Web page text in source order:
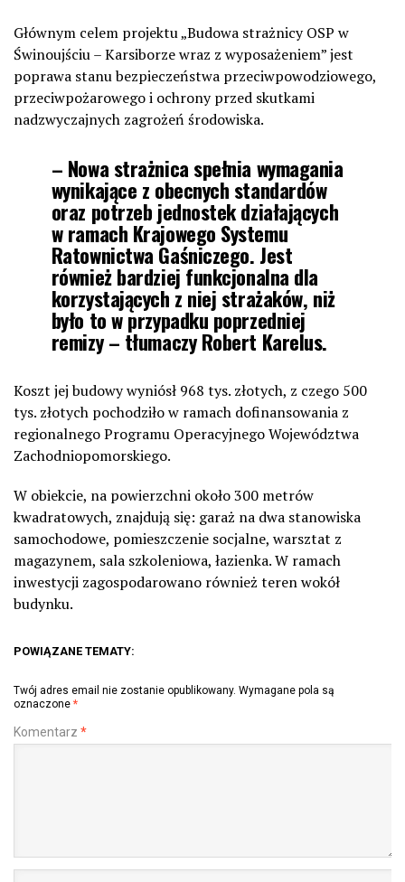
Głównym celem projektu „Budowa strażnicy OSP w
Świnoujściu – Karsiborze wraz z wyposażeniem” jest
poprawa stanu bezpieczeństwa przeciwpowodziowego,
przeciwpożarowego i ochrony przed skutkami
nadzwyczajnych zagrożeń środowiska.
– Nowa strażnica spełnia wymagania
wynikające z obecnych standardów
oraz potrzeb jednostek działających
w ramach Krajowego Systemu
Ratownictwa Gaśniczego. Jest
również bardziej funkcjonalna dla
korzystających z niej strażaków, niż
było to w przypadku poprzedniej
remizy – tłumaczy Robert Karelus.
Koszt jej budowy wyniósł 968 tys. złotych, z czego 500
tys. złotych pochodziło w ramach dofinansowania z
regionalnego Programu Operacyjnego Województwa
Zachodniopomorskiego.
W obiekcie, na powierzchni około 300 metrów
kwadratowych, znajdują się: garaż na dwa stanowiska
samochodowe, pomieszczenie socjalne, warsztat z
magazynem, sala szkoleniowa, łazienka. W ramach
inwestycji zagospodarowano również teren wokół
budynku.
POWIĄZANE TEMATY:
Twój adres email nie zostanie opublikowany. Wymagane pola są
oznaczone *
Komentarz *